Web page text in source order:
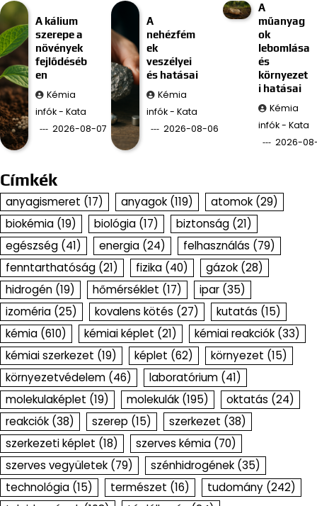
A kálium
szerepe a
növények
fejlődéséb
en
Kémia
infók - Kata
2026-08-07
A
nehézfém
ek
veszélyei
és hatásai
Kémia
infók - Kata
2026-08-06
A
műanyag
ok
lebomlása
és
környezet
i hatásai
Kémia
infók - Kata
2026-
Címkék
anyagismeret (17) anyagok (119) atomok (29)
biokémia (19) biológia (17) biztonság (21)
egészség (41) energia (24) felhasználás (79)
fenntarthatóság (21) fizika (40) gázok (28)
hidrogén (19) hőmérséklet (17) ipar (35)
izoméria (25) kovalens kötés (27) kutatás (15)
kémia (610) kémiai képlet (21) kémiai reakciók (33)
kémiai szerkezet (19) képlet (62) környezet (15)
környezetvédelem (46) laboratórium (41)
molekulaképlet (19) molekulák (195) oktatás (24)
reakciók (38) szerep (15) szerkezet (38)
szerkezeti képlet (18) szerves kémia (70)
szerves vegyületek (79) szénhidrogének (35)
technológia (15) természet (16) tudomány (242)